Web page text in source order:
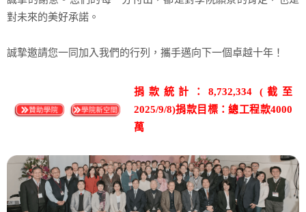
對未來的美好承諾。
誠摯邀請您一同加入我們的行列，攜手邁向下一個卓越十年！
捐款統計：8,732,334 (截至
2025/9/8)捐款目標：總工程款4000
萬